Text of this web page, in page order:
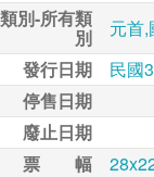
別-所有類
別
元首,
發行日期
民國
停售日期
廢止日期
票 幅